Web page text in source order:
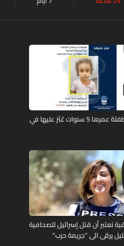
تعميم صورة طفلة عمرها 5 سنوات عُثِرَ عليها في
تعتبر أن قتل إسرائيل للصحافية
خليل يرقى الى "جريمة حرب"